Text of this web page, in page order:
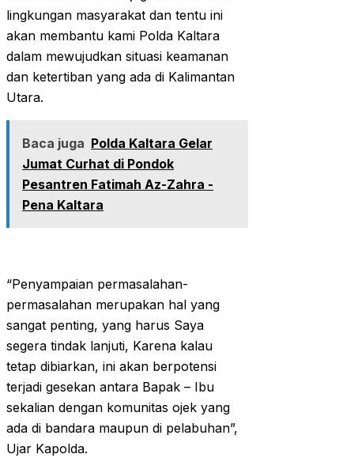
lingkungan masyarakat dan tentu ini
akan membantu kami Polda Kaltara
dalam mewujudkan situasi keamanan
dan ketertiban yang ada di Kalimantan
Utara.
Baca juga Polda Kaltara Gelar
Jumat Curhat di Pondok
Pesantren Fatimah Az-Zahra -
Pena Kaltara
“Penyampaian permasalahan-
permasalahan merupakan hal yang
sangat penting, yang harus Saya
segera tindak lanjuti, Karena kalau
tetap dibiarkan, ini akan berpotensi
terjadi gesekan antara Bapak – Ibu
sekalian dengan komunitas ojek yang
ada di bandara maupun di pelabuhan”,
Ujar Kapolda.